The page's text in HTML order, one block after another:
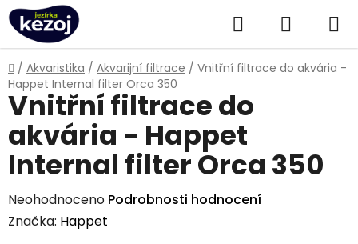
Přejít
na
obsah
Hledat
KOŠÍK
Domů
/ Akvaristika / Akvarijní filtrace / Vnitřní filtrace do akvária -
Happet Internal filter Orca 350
Vnitřní filtrace do
akvária - Happet
Internal filter Orca 350
Průměrné
hodnocení
Neohodnoceno Podrobnosti hodnocení
Značka: Happet